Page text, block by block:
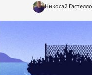
Николай Гастелло